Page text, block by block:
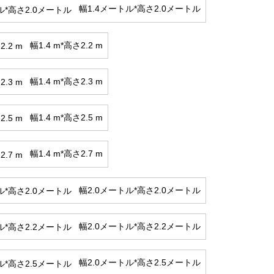
幅1.4メートル*高さ2.0メートル
幅1.4 m*高さ2.2 m
幅1.4 m*高さ2.3 m
幅1.4 m*高さ2.5 m
幅1.4 m*高さ2.7 m
幅2.0メートル*高さ2.0メートル
幅2.0メートル*高さ2.2メートル
幅2.0メートル*高さ2.5メートル